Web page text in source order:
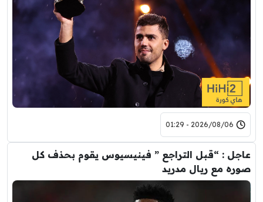
2026/08/06 - 01:29
عاجل : “قبل التراجع ” فينيسيوس يقوم بحذف كل
صوره مع ريال مدريد